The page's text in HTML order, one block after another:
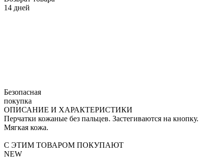
14 дней
Безопасная
покупка
ОПИСАНИЕ И ХАРАКТЕРИСТИКИ
Перчатки кожаные без пальцев. Застегиваются на кнопку.
Мягкая кожа.
С ЭТИМ ТОВАРОМ ПОКУПАЮТ
NEW